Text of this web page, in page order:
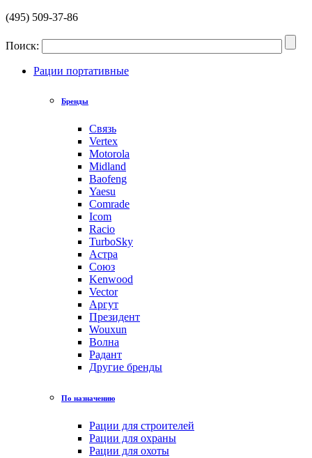
(495) 509-37-86
Поиск:
Рации портативные
Бренды
Связь
Vertex
Motorola
Midland
Baofeng
Yaesu
Comrade
Icom
Racio
TurboSky
Астра
Союз
Kenwood
Vector
Аргут
Президент
Wouxun
Волна
Радант
Другие бренды
По назначению
Рации для строителей
Рации для охраны
Рации для охоты